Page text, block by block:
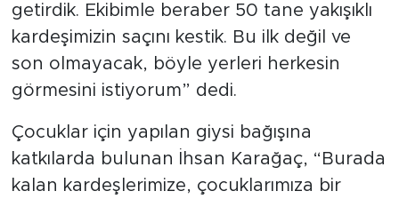
getirdik. Ekibimle beraber 50 tane yakışıklı
kardeşimizin saçını kestik. Bu ilk değil ve
son olmayacak, böyle yerleri herkesin
görmesini istiyorum” dedi.
Çocuklar için yapılan giysi bağışına
katkılarda bulunan İhsan Karağaç, “Burada
kalan kardeşlerimize, çocuklarımıza bir